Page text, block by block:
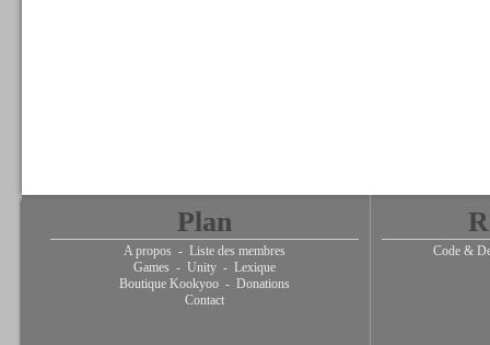
Plan
A propos - Liste des membres
Games - Unity - Lexique
Boutique Kookyoo - Donations
Contact
Code &